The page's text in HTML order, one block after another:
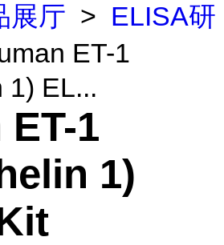
展厅 > ELISA研
ET-1
1) EL...
1
1)